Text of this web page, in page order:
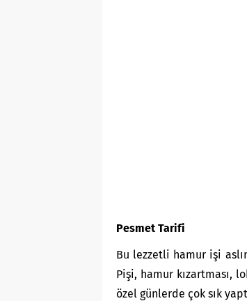
Pesmet Tarifi
Bu lezzetli hamur işi
Pişi, hamur kızartması,
özel günlerde çok sık